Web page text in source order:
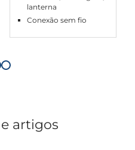
lanterna
Conexão sem fio
artigos